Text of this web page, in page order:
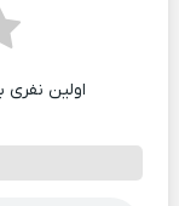
اولین